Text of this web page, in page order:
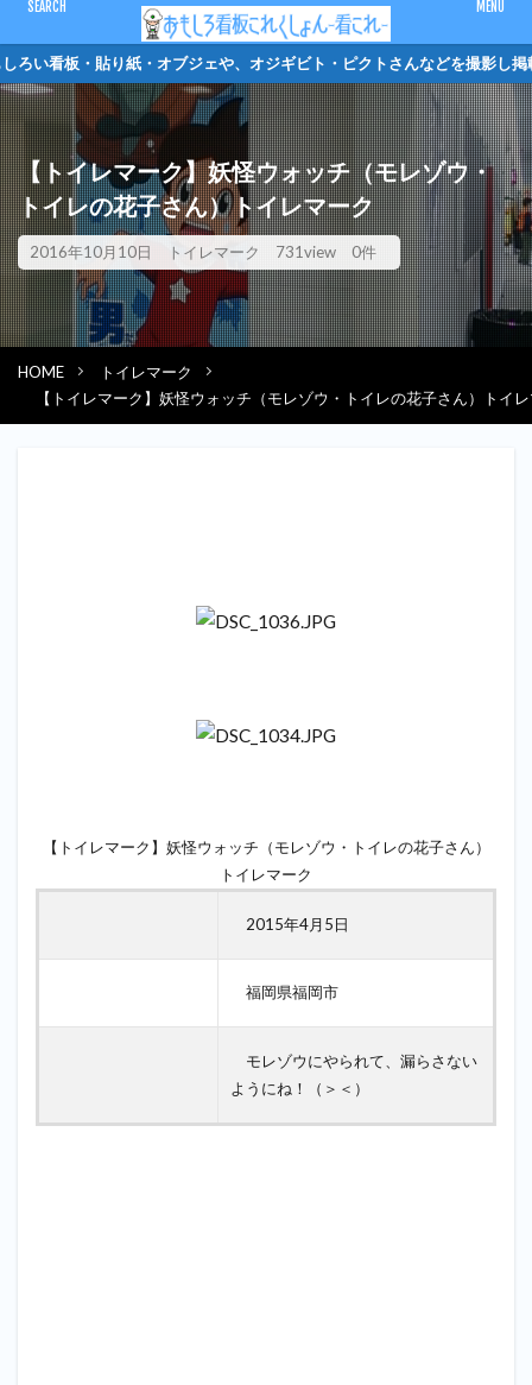
ろい看板・貼り紙・オブジェや、オジギビト・
【トイレマーク】妖怪ウォッチ（モレゾウ・
トイレの花子さん）トイレマーク
2016年10月10日 トイレマーク 731view 0件
HOME
トイレマーク
【トイレマーク】妖怪ウォッチ（モレゾウ・トイレの花子さん）トイ
【トイレマーク】妖怪ウォッチ（モレゾウ・トイレの花子さん）
トイレマーク
2015年4月5日
福岡県福岡市
モレゾウにやられて、漏らさない
ようにね！（＞＜）
CLOSE
キーワード
ピクトさん 単管バリケード クソキャラ トイレマーク
オジギビト
カテゴリー
検索